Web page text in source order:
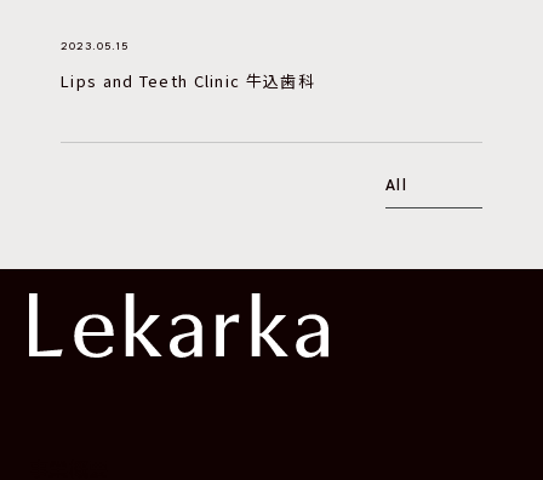
2023.05.15
Lips and Teeth Clinic 牛込歯科
All